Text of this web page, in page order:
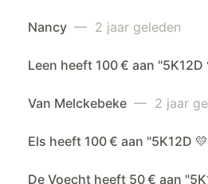
Nancy — 2 jaar geleden
Leen heeft 100 € aan "5K12D
Van Melckebeke — 2 jaar
Els heeft 100 € aan "5K12D
De Voecht heeft 50 € aan